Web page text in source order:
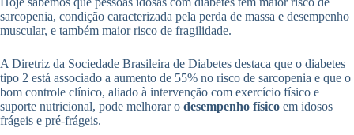
sarcopenia, condição caracterizada pela perda de massa e desempenho
muscular, e também maior risco de fragilidade.
A Diretriz da Sociedade Brasileira de Diabetes destaca que o diabetes
tipo 2 está associado a aumento de 55% no risco de sarcopenia e que o
bom controle clínico, aliado à intervenção com exercício físico e
suporte nutricional, pode melhorar o desempenho físico em idosos
frágeis e pré-frágeis.